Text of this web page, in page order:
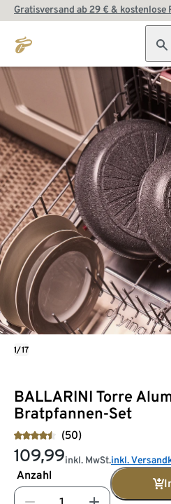
Gratisversand ab 29 € & kostenlose
BALLARINI Torre
Bratpfannen-Set
(50)
109,99inkl. MwSt.inkl.
Anzahl
1/17